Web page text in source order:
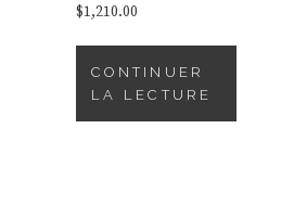
$1,210.00
CONTINUER
LA LECTURE